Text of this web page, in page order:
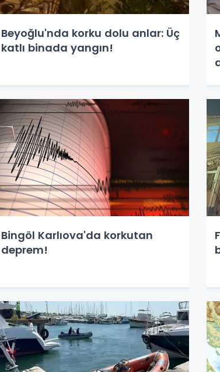
Beyoğlu'nda korku dolu anlar: Üç
katlı binada yangın!
Bingöl Karlıova'da korkutan
deprem!